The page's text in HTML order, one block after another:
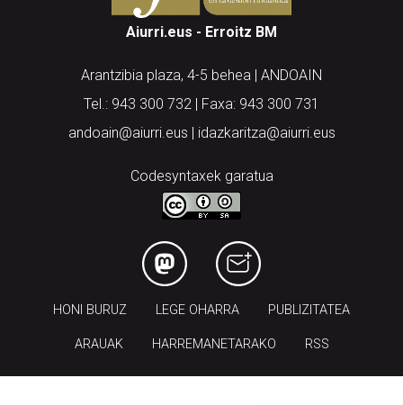
Aiurri.eus - Erroitz BM
Arantzibia plaza, 4-5 behea | ANDOAIN
Tel.: 943 300 732 | Faxa: 943 300 731
andoain@aiurri.eus | idazkaritza@aiurri.eus
Codesyntaxek garatua
HONI BURUZ LEGE OHARRA PUBLIZITATEA
ARAUAK HARREMANETARAKO RSS